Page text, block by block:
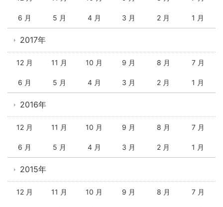
6 月 5 月 4 月 3 月 2 月 1 月
2017年
12 月 11 月 10 月 9 月 8 月 7 月
6 月 5 月 4 月 3 月 2 月 1 月
2016年
12 月 11 月 10 月 9 月 8 月 7 月
6 月 5 月 4 月 3 月 2 月 1 月
2015年
12 月 11 月 10 月 9 月 8 月 7 月